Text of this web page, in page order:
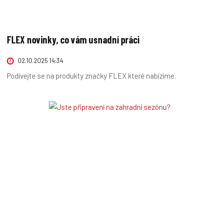
FLEX novinky, co vám usnadní práci
02.10.2025 14:34
Podívejte se na produkty značky FLEX které nabízíme.